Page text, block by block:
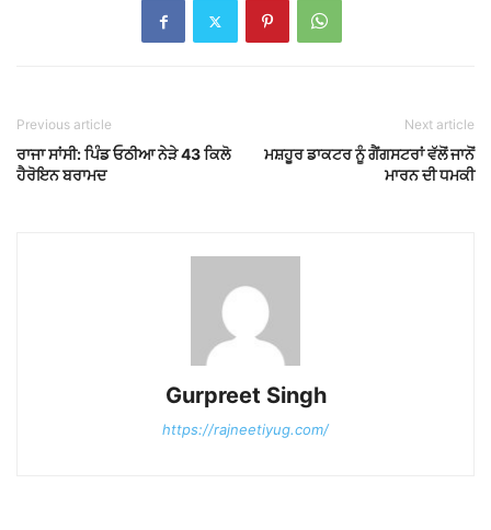
Previous article
ਰਾਜਾ ਸਾਂਸੀ: ਪਿੰਡ ਓਠੀਆ ਨੇੜੇ 43 ਕਿਲੋ
ਹੈਰੋਇਨ ਬਰਾਮਦ
Next article
ਮਸ਼ਹੂਰ ਡਾਕਟਰ ਨੂੰ ਗੈਂਗਸਟਰਾਂ ਵੱਲੋਂ ਜਾਨੋਂ
ਮਾਰਨ ਦੀ ਧਮਕੀ
Gurpreet Singh
https://rajneetiyug.com/